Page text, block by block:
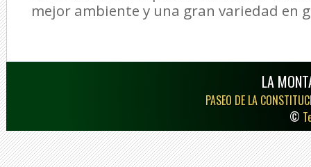
mejor ambiente y una gran variedad en
LA
PASEO DE LA
©